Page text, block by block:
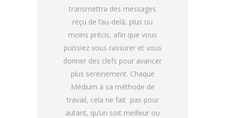
transmettra des messages
reçu de l’au-delà, plus ou
moins précis, afin que vous
puissiez vous rassurer et vous
donner des clefs pour avancer
plus sereinement. Chaque
Médium à sa méthode de
travail, cela ne fait pas pour
autant, qu’un soit meilleur ou